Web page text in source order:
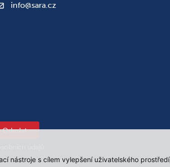
nástroje s cílem vylepšení uživatelského
info@sara.cz
Odeslat